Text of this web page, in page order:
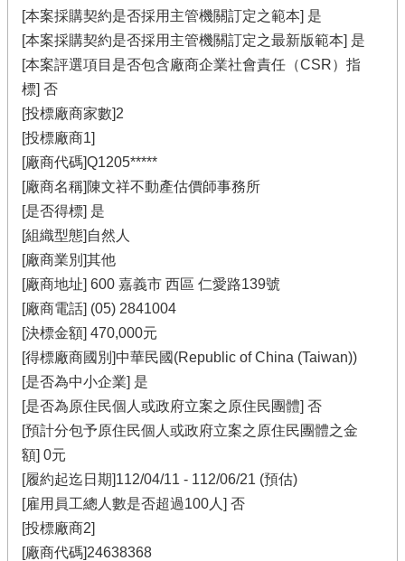
[本案採購契約是否採用主管機關訂定之範本] 是
[本案採購契約是否採用主管機關訂定之最新版範本] 是
[本案評選項目是否包含廠商企業社會責任（CSR）指
標] 否
[投標廠商家數]2
[投標廠商1]
[廠商代碼]Q1205*****
[廠商名稱]陳文祥不動產估價師事務所
[是否得標] 是
[組織型態]自然人
[廠商業別]其他
[廠商地址] 600 嘉義市 西區 仁愛路139號
[廠商電話] (05) 2841004
[決標金額] 470,000元
[得標廠商國別]中華民國(Republic of China (Taiwan))
[是否為中小企業] 是
[是否為原住民個人或政府立案之原住民團體] 否
[預計分包予原住民個人或政府立案之原住民團體之金
額] 0元
[履約起迄日期]112/04/11 - 112/06/21 (預估)
[雇用員工總人數是否超過100人] 否
[投標廠商2]
[廠商代碼]24638368